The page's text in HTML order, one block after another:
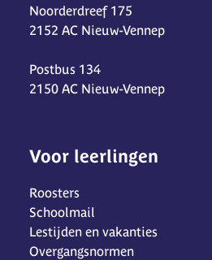
Noorderdreef 175
2152 AC Nieuw-Vennep
Postbus 134
2150 AC Nieuw-Vennep
Voor leerlingen
Roosters
Schoolmail
Lestijden en vakanties
Overgangsnormen